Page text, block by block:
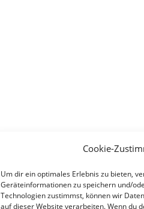
Cookie-
Um dir ein optimales Erlebnis zu bieten,
Geräteinformationen zu speichern und/
Technologien zustimmst, können wir
auf dieser Website verarbeiten. Wenn du